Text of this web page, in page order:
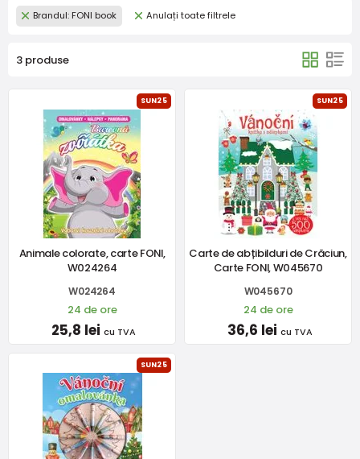
Brandul: FONI book Anulați toate filtrele
3 produse
SUN25
Animale colorate, carte FONI,
W024264
W024264
24 de ore
25,8 lei cu TVA
SUN25
Carte de abțibilduri de Crăciun,
Carte FONI, W045670
W045670
24 de ore
36,6 lei cu TVA
SUN25